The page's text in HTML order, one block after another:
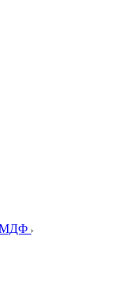
МДФ